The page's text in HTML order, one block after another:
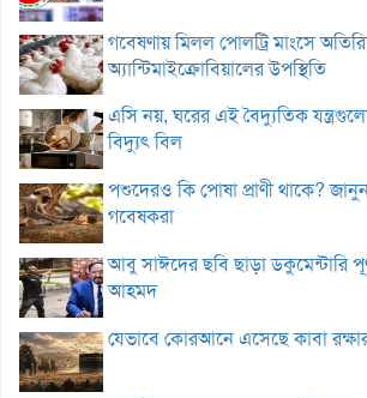
গবেষণায় মিলল পোলট্রি মাংসে
অ্যান্টিমাইক্রোবিয়ালের উপস্থিতি
এসি নয়, ঘরের এই বৈদ্যুতিক
বিদ্যুৎ বিল
পশুদেরও কি পোষা প্রাণী থাকে?
গবেষকরা
আবু সাঈদের ছবি ছাড়া ডকুমেন্টারি
আহমদ
যেভাবে কোরআনে এসেছে কাবা